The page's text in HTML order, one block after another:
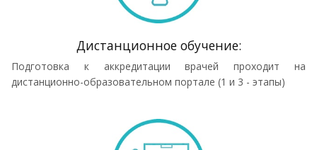
Дистанционное обучение:
Подготовка к аккредитации врачей проходит на
дистанционно-образовательном портале (1 и 3 - этапы)